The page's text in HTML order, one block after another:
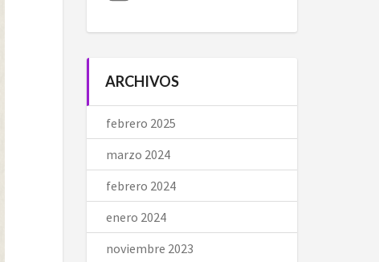
ARCHIVOS
febrero 2025
marzo 2024
febrero 2024
enero 2024
noviembre 2023